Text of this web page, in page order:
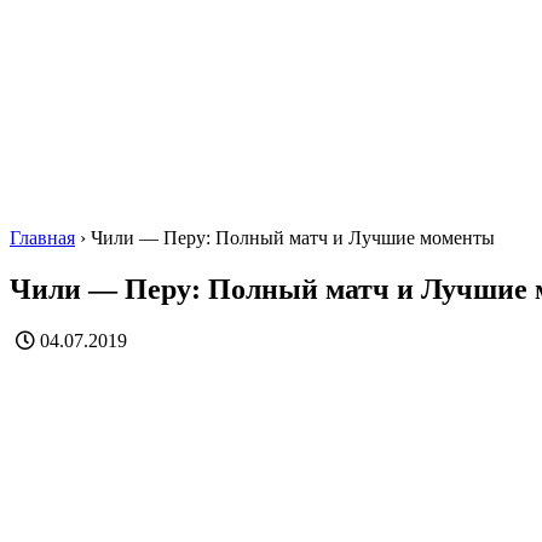
Главная › Чили — Перу: Полный матч и Лучшие моменты
Чили — Перу: Полный матч и Лучшие
04.07.2019